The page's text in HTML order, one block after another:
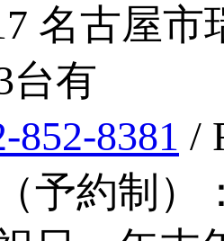
名古屋
有
852-8381 /
予約制